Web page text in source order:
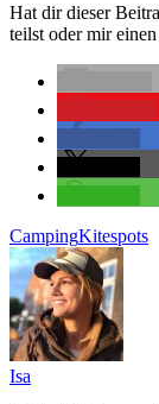
Hat dir dieser
teilst oder mir
CampingKitespots
Isa